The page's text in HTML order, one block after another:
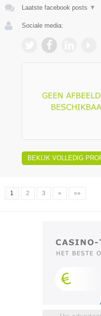
Laatste facebook posts ▼
Sociale media:
BEKIJK VOLLEDIG
1 2 3 » »»